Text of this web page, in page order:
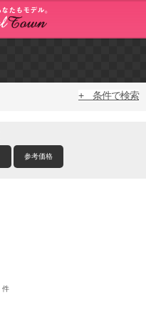
+ 条件で検索
参考価格
件